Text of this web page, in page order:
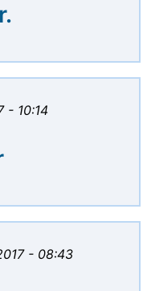
- 10:14
- 08:43